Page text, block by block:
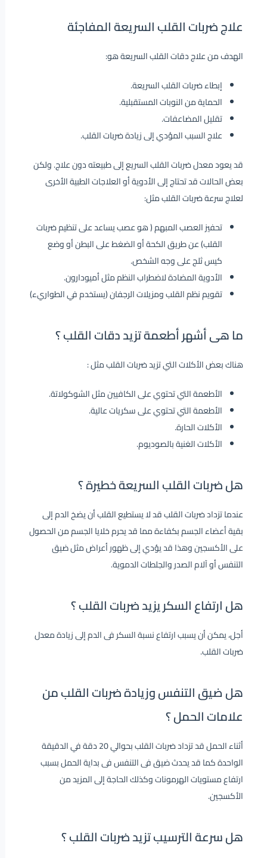
علاج ضربات القلب السريعة المفاجئة
الهدف من علاج دقات القلب السريعة هو:
إبطاء ضربات القلب السريعة.
الحماية من النوبات المستقبلية.
تقليل المضاعفات.
علاج السبب المؤدي إلى زيادة ضربات القلب.
قد يعود معدل ضربات القلب السريع إلى طبيعته دون علاج. ولكن
بعض الحالات قد تحتاج إلى الأدوية أو العلاجات الطبية الأخرى
لعلاج سرعة ضربات القلب مثل:
تحفيز العصب المبهم ( هو عصب يساعد على تنظيم ضربات
القلب) عن طريق الكحة أو الضغط على البطن أو وضع
كيس ثلج على وجه الشخص.
الأدوية المضادة لاضطراب النظم مثل أميودارون.
تقويم نظم القلب ومزيلات الرجفان (يستخدم في الطواريء)
ما هى أشهر أطعمة تزيد دقات القلب ؟
هناك بعض الأكلات التي تزيد ضربات القلب مثل :
الأطعمة التي تحتوي على الكافيين مثل الشوكولاتة.
الأطعمة التي تحتوي على سكريات عالية.
الأكلات الحارة.
الأكلات الغنية بالصوديوم.
هل ضربات القلب السريعة خطيرة ؟
عندما تزداد ضربات القلب قد لا يستطيع القلب أن يضخ الدم إلى
بقية أعضاء الجسم بكفاءة مما قد يحرم خلايا الجسم من الحصول
على الأكسجين وهذا قد يؤدي إلى ظهور أعراض مثل ضيق
التنفس أو آلام الصدر والجلطات الدموية.
هل ارتفاع السكر يزيد ضربات القلب ؟
أجل، يمكن أن يسبب ارتفاع نسبة السكر فى الدم إلى زيادة معدل
ضربات القلب.
هل ضيق التنفس وزيادة ضربات القلب من
علامات الحمل ؟
أثناء الحمل قد تزداد ضربات القلب بحوالي 20 دقة في الدقيقة
الواحدة كما قد يحدث ضيق فى التنفس فى بداية الحمل بسبب
ارتفاع مستويات الهرمونات وكذلك الحاجة إلى المزيد من
الأكسجين.
هل سرعة الترسيب تزيد ضربات القلب ؟